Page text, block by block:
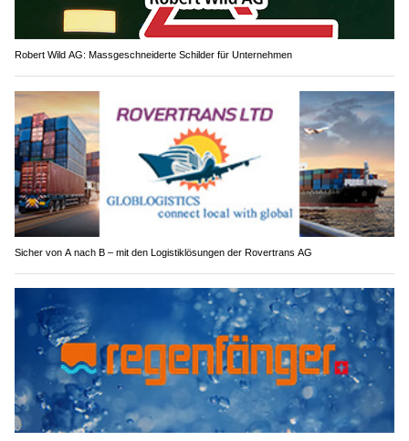
Robert Wild AG: Massgeschneiderte Schilder für Unternehmen
Sicher von A nach B – mit den Logistiklösungen der Rovertrans AG